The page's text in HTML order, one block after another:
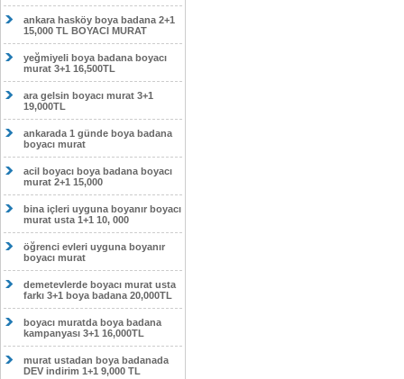
ankara hasköy boya badana 2+1
15,000 TL BOYACI MURAT
yeğmiyeli boya badana boyacı
murat 3+1 16,500TL
ara gelsin boyacı murat 3+1
19,000TL
ankarada 1 günde boya badana
boyacı murat
acil boyacı boya badana boyacı
murat 2+1 15,000
bina içleri uyguna boyanır boyacı
murat usta 1+1 10, 000
öğrenci evleri uyguna boyanır
boyacı murat
demetevlerde boyacı murat usta
farkı 3+1 boya badana 20,000TL
boyacı muratda boya badana
kampanyası 3+1 16,000TL
murat ustadan boya badanada
DEV indirim 1+1 9,000 TL